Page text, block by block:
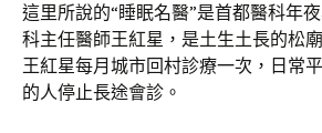
這里所說的“睡眠名醫”是首都醫科年
科主任醫師王紅星，是土生土長的松
王紅星每月城市回村診療一次，日常
的人停止長途會診。